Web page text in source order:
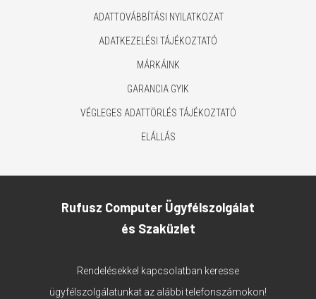
ADATTOVÁBBÍTÁSI NYILATKOZAT
ADATKEZELÉSI TÁJÉKOZTATÓ
MÁRKÁINK
GARANCIA GYIK
VÉGLEGES ADATTÖRLÉS TÁJÉKOZTATÓ
ELÁLLÁS
Rufusz Computer Ügyfélszolgálat
és Szaküzlet
Rendelésekkel kapcsolatban keresse
ügyfélszolgálatunkat az alábbi telefonszámokon!